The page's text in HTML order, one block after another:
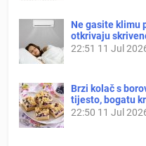
Ne gasite klimu
otkrivaju
22:51 11 Jul
Brzi kolač s
tijesto, bogatu
22:50 11 Jul